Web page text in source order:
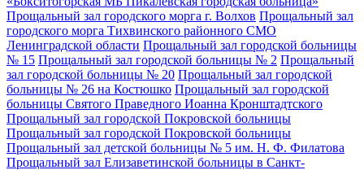
Прощальный зал городского морга г. Волхов Прощальный зал
городского морга Тихвинского районного СМО
Ленинградской области Прощальный зал городской больницы
№ 15 Прощальный зал городской больницы № 2 Прощальный
зал городской больницы № 20 Прощальный зал городской
больницы № 26 на Костюшко Прощальный зал городской
больницы Святого Праведного Иоанна Кронштадтского
Прощальный зал городской Покровской больницы
Прощальный зал городской Покровской больницы
Прощальный зал детской больницы № 5 им. Н. Ф. Филатова
Прощальный зал Елизаветинской больницы в Санкт-